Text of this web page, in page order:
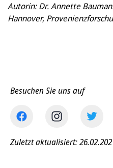
Autorin: Dr. Annette
Hannover,
Besuchen Sie uns auf
Zuletzt aktualisiert: